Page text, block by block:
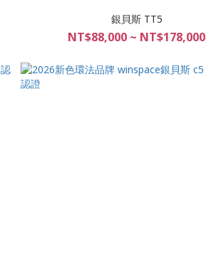
銀貝斯 TT5
NT$88,000 ~ NT$178,000